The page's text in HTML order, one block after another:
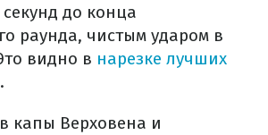
до конца
раунда, чистым ударом в
видно в нарезке лучших
.
капы Верховена и